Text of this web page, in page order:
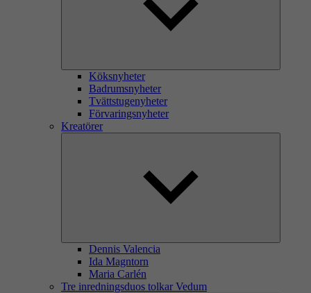
Köksnyheter
Badrumsnyheter
Tvättstugenyheter
Förvaringsnyheter
Kreatörer
Dennis Valencia
Ida Magntorn
Maria Carlén
Tre inredningsduos tolkar Vedum